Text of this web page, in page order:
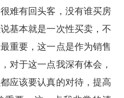
难有回头客，没有谁买房
基本就是一次性买卖，不
重要，这一点是作为销售
对于这一点我深有体会，
应该要认真的对待，提高